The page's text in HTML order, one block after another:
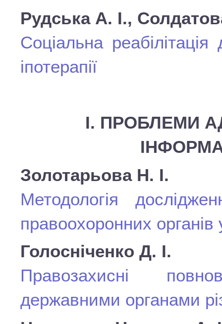
Рудська А. І.,
Соціальна
іпотерапії
І. ПРОБЛЕМИ
Золотарьова Н. І.
Методологія
правоохоронних органів
Голосніченко Д. І.
Правозахисні
державними органами